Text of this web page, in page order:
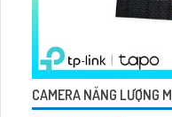
CAMERA NĂNG LƯỢNG